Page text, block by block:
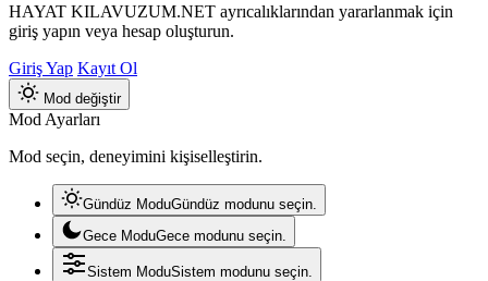
HAYAT KILAVUZUM.NET ayrıcalıklarından yararlanmak için
giriş yapın veya hesap oluşturun.
Giriş Yap Kayıt Ol
Mod değiştir
Mod Ayarları
Mod seçin, deneyimini kişiselleştirin.
Gündüz ModuGündüz modunu seçin.
Gece ModuGece modunu seçin.
Sistem ModuSistem modunu seçin.